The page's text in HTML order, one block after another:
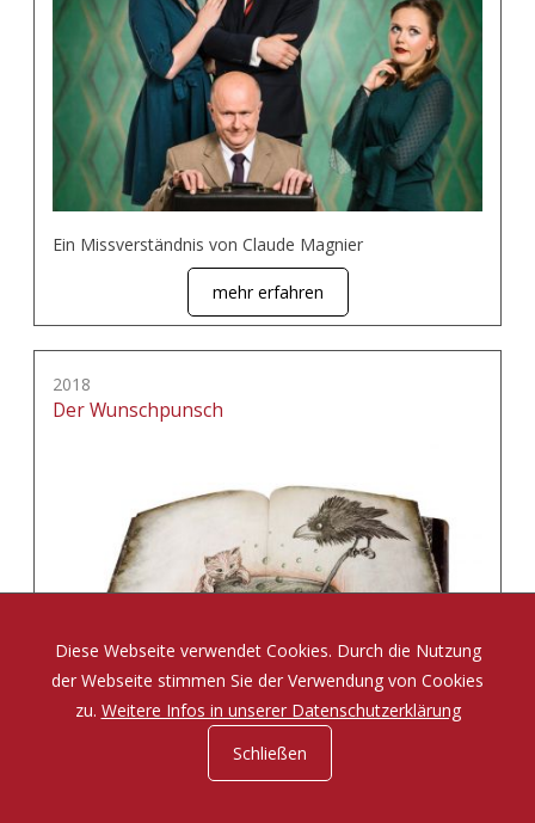
Ein Missverständnis von Claude Magnier
mehr erfahren
2018
Der Wunschpunsch
Eine Zauberposse von Michael Ende
Diese Webseite verwendet Cookies. Durch die Nutzung
der Webseite stimmen Sie der Verwendung von Cookies
zu. Weitere Infos in unserer Datenschutzerklärung
Schließen